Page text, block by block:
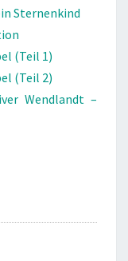
Sternenkind
(Teil 1)
(Teil 2)
Wendlandt –